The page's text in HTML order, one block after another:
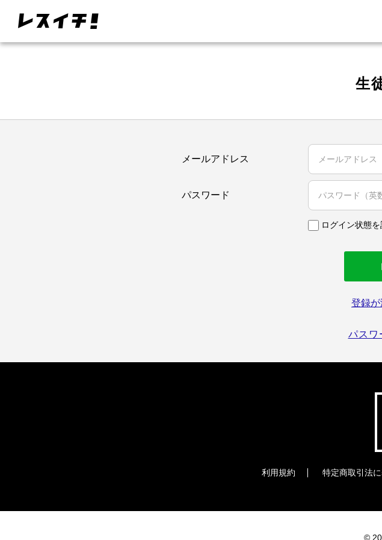
生
メールアドレス
パスワード
ログイン状態
登録
パスワ
利用規約 特定商取引法
©